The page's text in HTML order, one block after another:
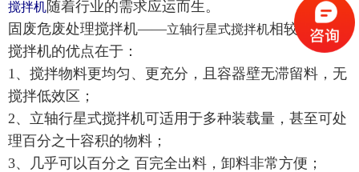
搅拌机随着行业的需求应运而生。
固废危废处理搅拌机——立轴行星式搅拌机相较于传统
搅拌机的优点在于：
1、搅拌物料更均匀、更充分，且容器壁无滞留料，无
搅拌低效区；
2、立轴行星式搅拌机可适用于多种装载量，甚至可处
理百分之十容积的物料；
3、几乎可以百分之 百完全出料，卸料非常方便；